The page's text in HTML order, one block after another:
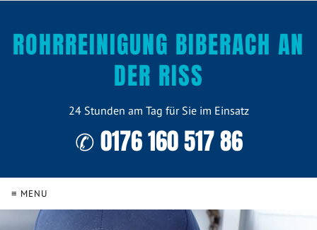
ROHRREINIGUNG BIBERACH AN
DER RISS
24 Stunden am Tag für Sie im Einsatz
✆ 0176 160 517 86
≡ MENU